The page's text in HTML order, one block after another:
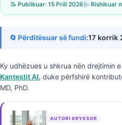
📝 Publikuar: 15 Prill 2026🩺 Rishikuar
🔄 Përditësuar së fundi:17 korrik
Ky udhëzues u shkrua nën drejtimin e
Kantestit AI, duke përfshirë
MD, PhD.
AUTORI KRYESOR